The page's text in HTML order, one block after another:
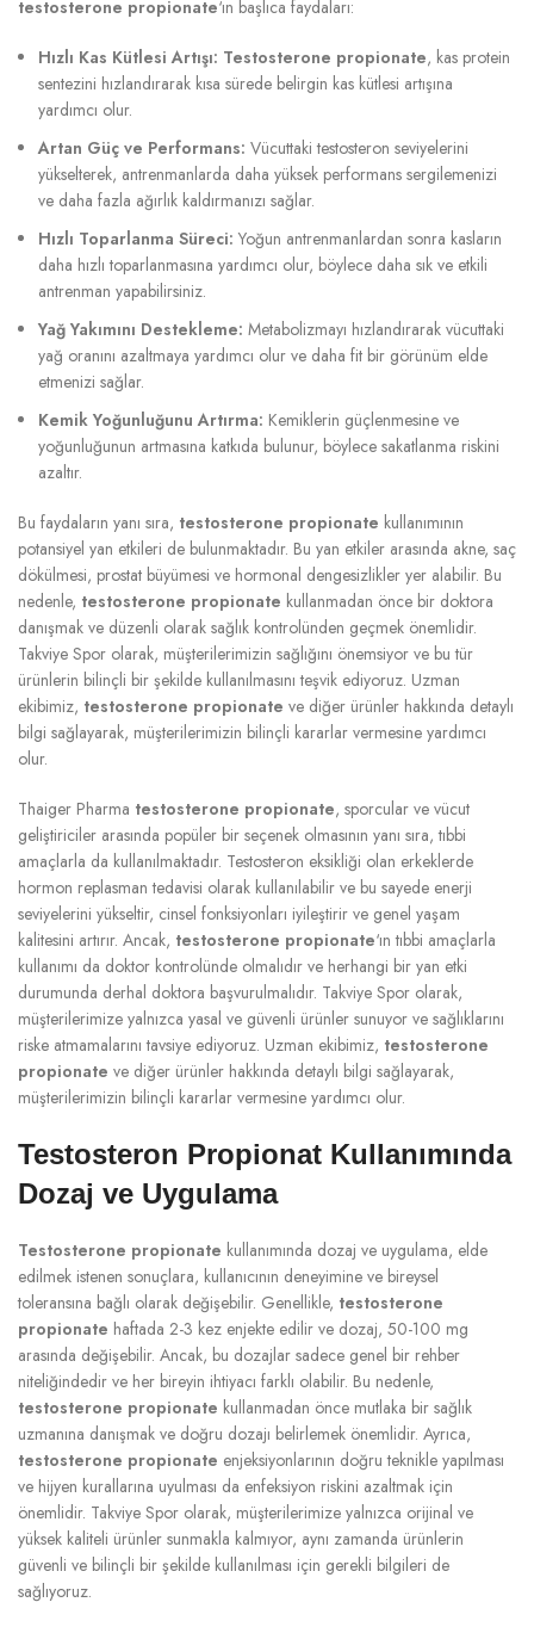
testosterone propionate‘ın başlıca faydaları:
Hızlı Kas Kütlesi Artışı: Testosterone propionate, kas protein
sentezini hızlandırarak kısa sürede belirgin kas kütlesi artışına
yardımcı olur.
Artan Güç ve Performans: Vücuttaki testosteron seviyelerini
yükselterek, antrenmanlarda daha yüksek performans sergilemenizi
ve daha fazla ağırlık kaldırmanızı sağlar.
Hızlı Toparlanma Süreci: Yoğun antrenmanlardan sonra kasların
daha hızlı toparlanmasına yardımcı olur, böylece daha sık ve etkili
antrenman yapabilirsiniz.
Yağ Yakımını Destekleme: Metabolizmayı hızlandırarak vücuttaki
yağ oranını azaltmaya yardımcı olur ve daha fit bir görünüm elde
etmenizi sağlar.
Kemik Yoğunluğunu Artırma: Kemiklerin güçlenmesine ve
yoğunluğunun artmasına katkıda bulunur, böylece sakatlanma riskini
azaltır.
Bu faydaların yanı sıra, testosterone propionate kullanımının
potansiyel yan etkileri de bulunmaktadır. Bu yan etkiler arasında akne, saç
dökülmesi, prostat büyümesi ve hormonal dengesizlikler yer alabilir. Bu
nedenle, testosterone propionate kullanmadan önce bir doktora
danışmak ve düzenli olarak sağlık kontrolünden geçmek önemlidir.
Takviye Spor olarak, müşterilerimizin sağlığını önemsiyor ve bu tür
ürünlerin bilinçli bir şekilde kullanılmasını teşvik ediyoruz. Uzman
ekibimiz, testosterone propionate ve diğer ürünler hakkında detaylı
bilgi sağlayarak, müşterilerimizin bilinçli kararlar vermesine yardımcı
olur.
Thaiger Pharma testosterone propionate, sporcular ve vücut
geliştiriciler arasında popüler bir seçenek olmasının yanı sıra, tıbbi
amaçlarla da kullanılmaktadır. Testosteron eksikliği olan erkeklerde
hormon replasman tedavisi olarak kullanılabilir ve bu sayede enerji
seviyelerini yükseltir, cinsel fonksiyonları iyileştirir ve genel yaşam
kalitesini artırır. Ancak, testosterone propionate‘ın tıbbi amaçlarla
kullanımı da doktor kontrolünde olmalıdır ve herhangi bir yan etki
durumunda derhal doktora başvurulmalıdır. Takviye Spor olarak,
müşterilerimize yalnızca yasal ve güvenli ürünler sunuyor ve sağlıklarını
riske atmamalarını tavsiye ediyoruz. Uzman ekibimiz, testosterone
propionate ve diğer ürünler hakkında detaylı bilgi sağlayarak,
müşterilerimizin bilinçli kararlar vermesine yardımcı olur.
Testosteron Propionat Kullanımında
Dozaj ve Uygulama
Testosterone propionate kullanımında dozaj ve uygulama, elde
edilmek istenen sonuçlara, kullanıcının deneyimine ve bireysel
toleransına bağlı olarak değişebilir. Genellikle, testosterone
propionate haftada 2-3 kez enjekte edilir ve dozaj, 50-100 mg
arasında değişebilir. Ancak, bu dozajlar sadece genel bir rehber
niteliğindedir ve her bireyin ihtiyacı farklı olabilir. Bu nedenle,
testosterone propionate kullanmadan önce mutlaka bir sağlık
uzmanına danışmak ve doğru dozajı belirlemek önemlidir. Ayrıca,
testosterone propionate enjeksiyonlarının doğru teknikle yapılması
ve hijyen kurallarına uyulması da enfeksiyon riskini azaltmak için
önemlidir. Takviye Spor olarak, müşterilerimize yalnızca orijinal ve
yüksek kaliteli ürünler sunmakla kalmıyor, aynı zamanda ürünlerin
güvenli ve bilinçli bir şekilde kullanılması için gerekli bilgileri de
sağlıyoruz.